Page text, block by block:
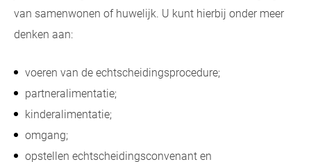
van samenwonen of huwelijk. U kunt hierbij onder meer
denken aan:
voeren van de echtscheidingsprocedure;
partneralimentatie;
kinderalimentatie;
omgang;
opstellen echtscheidingsconvenant en